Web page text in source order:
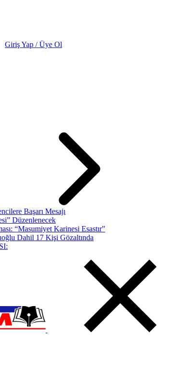
Giriş Yap / Üye Ol
Başarı Mesajı
Düzenlenecek
“Masumiyet Karinesi Esastır”
Dahil 17 Kişi Gözaltında